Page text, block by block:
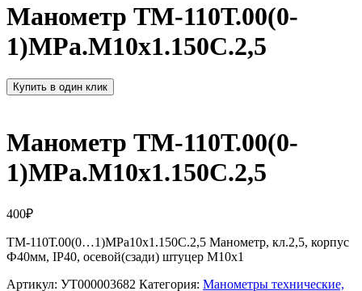
Манометр ТМ-110Т.00(0-
1)MPa.М10х1.150С.2,5
Купить в один клик
Манометр ТМ-110Т.00(0-
1)MPa.М10х1.150С.2,5
400₽
ТМ-110Т.00(0…1)MPa10х1.150С.2,5 Манометр, кл.2,5, корпус
Ф40мм, IP40, осевой(сзади) штуцер М10х1
Артикул: УТ000003682 Категория: Манометры технические,